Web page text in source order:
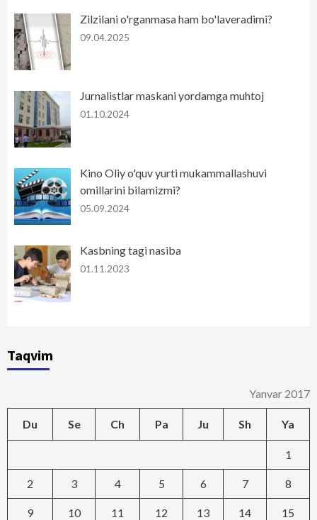
Zilzilani o'rganmasa ham bo'laveradimi?
09.04.2025
Jurnalistlar maskani yordamga muhtoj
01.10.2024
Kino Oliy o'quv yurti mukammallashuvi
omillarini bilamizmi?
05.09.2024
Kasbning tagi nasiba
01.11.2023
Taqvim
Yanvar 2017
Du Se Ch Pa Ju Sh Ya
1
2 3 4 5 6 7 8
9 10 11 12 13 14 15